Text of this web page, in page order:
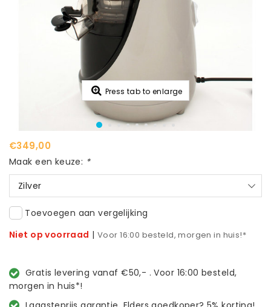
Press tab to enlarge
€349,00
Maak een keuze: *
Zilver
Toevoegen aan vergelijking
Niet op voorraad | Voor 16:00 besteld, morgen in huis!*
Gratis levering vanaf €50,- . Voor 16:00 besteld,
morgen in huis*!